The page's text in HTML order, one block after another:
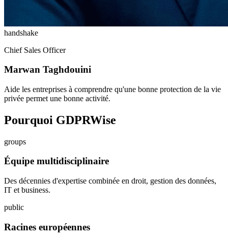
handshake
Chief Sales Officer
Marwan Taghdouini
Aide les entreprises à comprendre qu'une bonne protection de la vie
privée permet une bonne activité.
Pourquoi GDPRWise
groups
Équipe multidisciplinaire
Des décennies d'expertise combinée en droit, gestion des données,
IT et business.
public
Racines européennes